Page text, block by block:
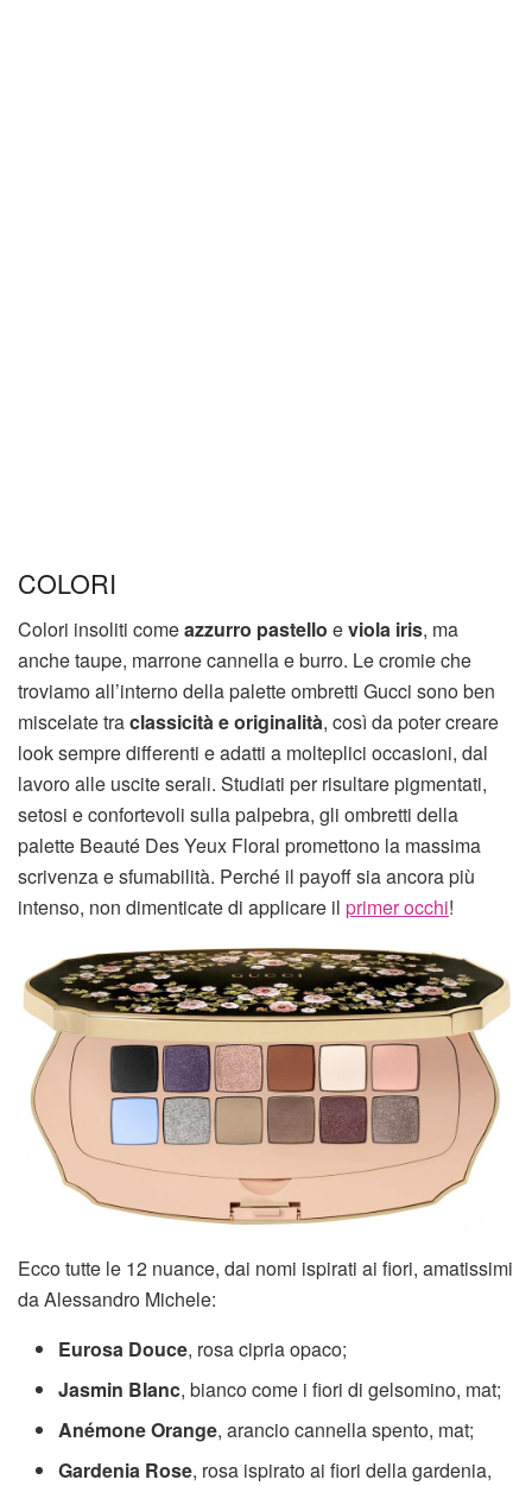
COLORI
Colori insoliti comeazzurro pastello eviola iris, ma
anche taupe, marrone cannella e burro. Le cromie che
troviamo all’interno della palette ombretti Gucci sono ben
miscelate traclassicità e originalità, così da poter creare
look sempre differenti e adatti a molteplici occasioni, dal
lavoro alle uscite serali. Studiati per risultare pigmentati,
setosi e confortevoli sulla palpebra, gli ombretti della
palette Beauté Des Yeux Floral promettono la massima
scrivenza e sfumabilità. Perché il payoff sia ancora più
intenso, non dimenticate di applicare il primer occhi!
Ecco tutte le 12 nuance, dai nomi ispirati ai fiori, amatissimi
da Alessandro Michele:
Eurosa Douce, rosa cipria opaco;
Jasmin Blanc, bianco come i fiori di gelsomino, mat;
Anémone Orange, arancio cannella spento, mat;
Gardenia Rose, rosa ispirato ai fiori della gardenia,